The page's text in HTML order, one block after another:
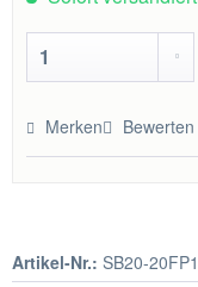
Merken Bewerten
Artikel-Nr.: SB20-